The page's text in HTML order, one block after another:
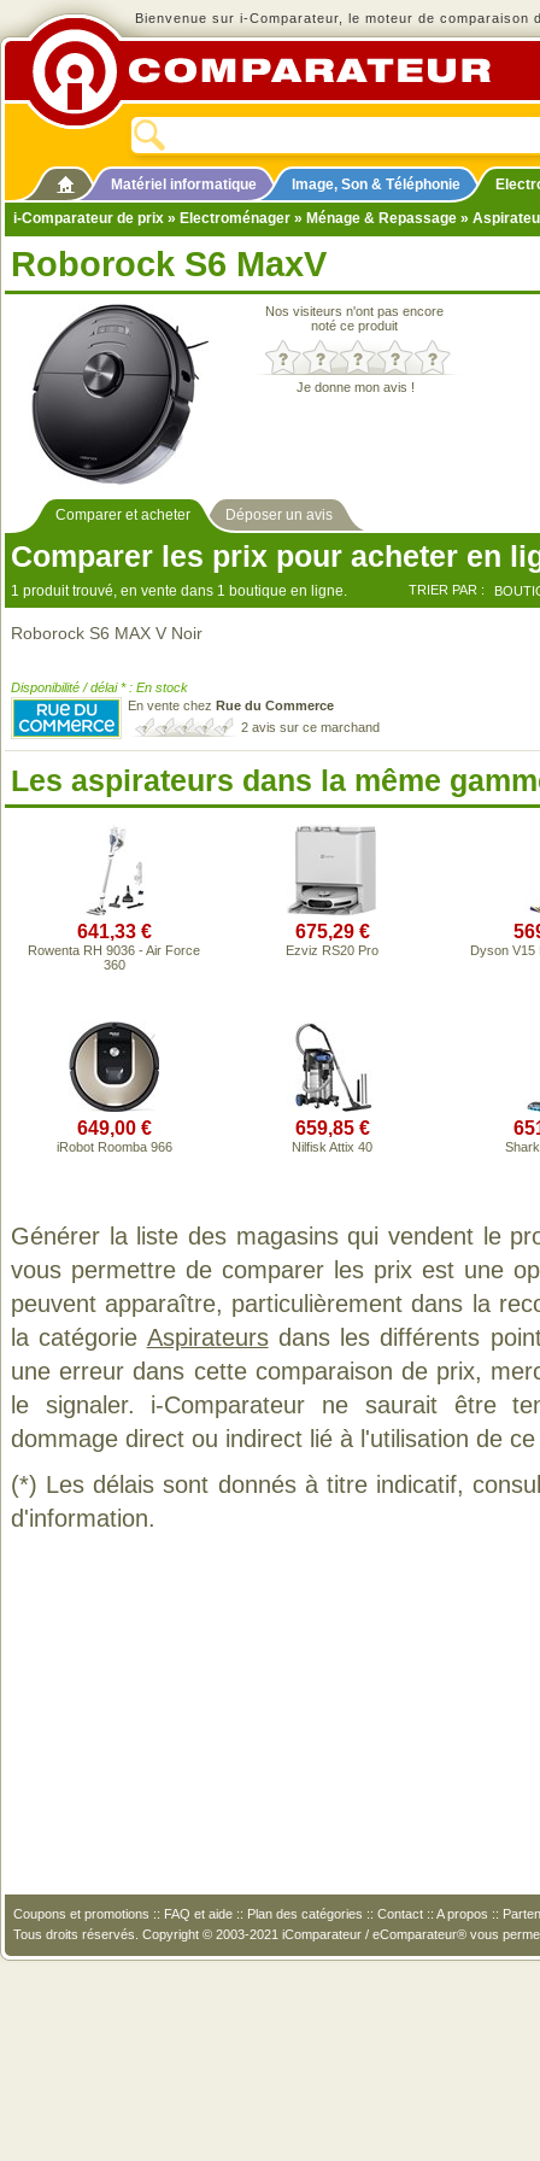
Bienvenue sur i-Comparateur, le moteur de comparaison
Matériel informatique Image, Son & Téléphonie
i-Comparateur de prix » Electroménager » Ménage & Repassage »
Roborock S6 MaxV
Nos visiteurs n'ont pas encore
noté ce produit
Je donne mon avis !
Comparer et acheter Déposer un avis
Comparer les prix pour acheter en
1 produit trouvé, en vente dans 1 boutique en ligne. TRIER PAR :
Roborock S6 MAX V Noir
Disponibilité / délai * : En stock
En vente chez Rue du Commerce
2 avis sur ce marchand
Les aspirateurs dans la même
641,33 €
Rowenta RH 9036 - Air Force
360
675,29 €
Ezviz RS20 Pro Dyson V15
649,00 €
iRobot Roomba 966
659,85 €
Nilfisk Attix 40
Générer la liste des magasins qui vendent le
vous permettre de comparer les prix est une
peuvent apparaître, particulièrement dans la
la catégorie Aspirateursdans les différents
une erreur dans cette comparaison de prix,
le signaler. i-Comparateur ne saurait être
dommage direct ou indirect lié à l'utilisation de
(*) Les délais sont donnés à titre indicatif,
d'information.
Coupons et promotions :: FAQ et aide :: Plan des catégories :: Contact :: A propos ::
Tous droits réservés. Copyright © 2003-2021 iComparateur / eComparateur® vous